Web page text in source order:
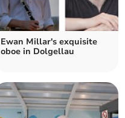
Ewan Millar's exquisite
oboe in Dolgellau